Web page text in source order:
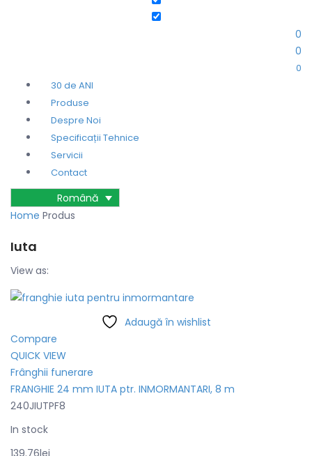
0
0
0
30 de ANI
Produse
Despre Noi
Specificații Tehnice
Servicii
Contact
Română
Home Produs
Iuta
View as:
Adaugă în wishlist
Compare
QUICK VIEW
Frânghii funerare
FRANGHIE 24 mm IUTA ptr. INMORMANTARI, 8 m
240JIUTPF8
In stock